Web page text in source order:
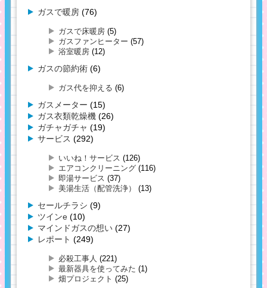
ガスで暖房 (76)
ガスで床暖房 (5)
ガスファンヒーター (57)
浴室暖房 (12)
ガスの節約術 (6)
ガス代を抑える (6)
ガスメーター (15)
ガス衣類乾燥機 (26)
ガチャガチャ (19)
サービス (292)
いいね！サービス (126)
エアコンクリーニング (116)
即湯サービス (37)
美湯生活（配管洗浄）
(13)
セールチラシ (9)
ツインe (10)
マインドガスの想い (27)
レポート (249)
必殺工事人 (221)
最新器具を使ってみた (1)
畑プロジェクト (25)